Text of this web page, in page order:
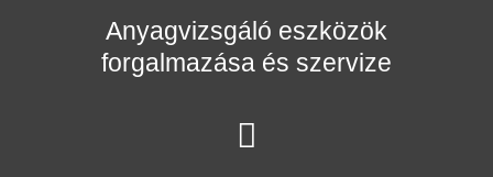
Anyagvizsgáló eszközök
forgalmazása és szervize